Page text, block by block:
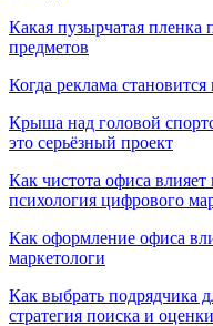
Какая пузырчатая пленка
предметов
Когда реклама
Крыша над головой
это серьёзный проект
Как чистота офиса влияет
психология цифрового
Как оформление офиса
маркетологи
Как выбрать подрядчика
стратегия поиска и оценки